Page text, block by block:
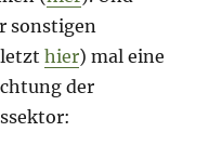
sonstigen
hier) mal eine
der